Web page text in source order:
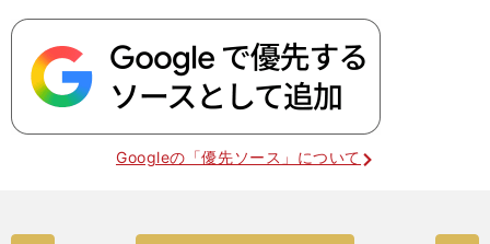
Googleの「優先ソース」について